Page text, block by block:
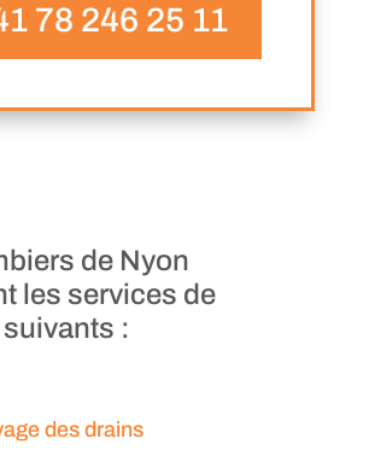
78 246 25 11
de Nyon
les services de
:
des drains